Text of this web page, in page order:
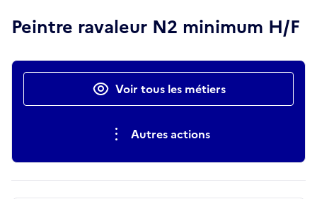
Peintre ravaleur N2 minimum H/F
Actions rapidesVoir tous les métiers
Autres actions